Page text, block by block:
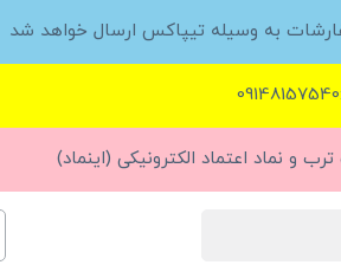
به وسیله تیپاکس ارسال خواهد شد
و نماد اعتماد الکترونیکی (اینماد)